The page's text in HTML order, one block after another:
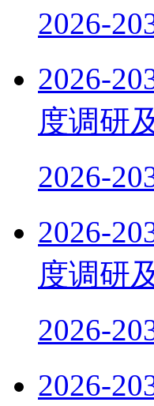
2026-
2026-
度调研
2026-
2026-
度调研
2026-
2026-